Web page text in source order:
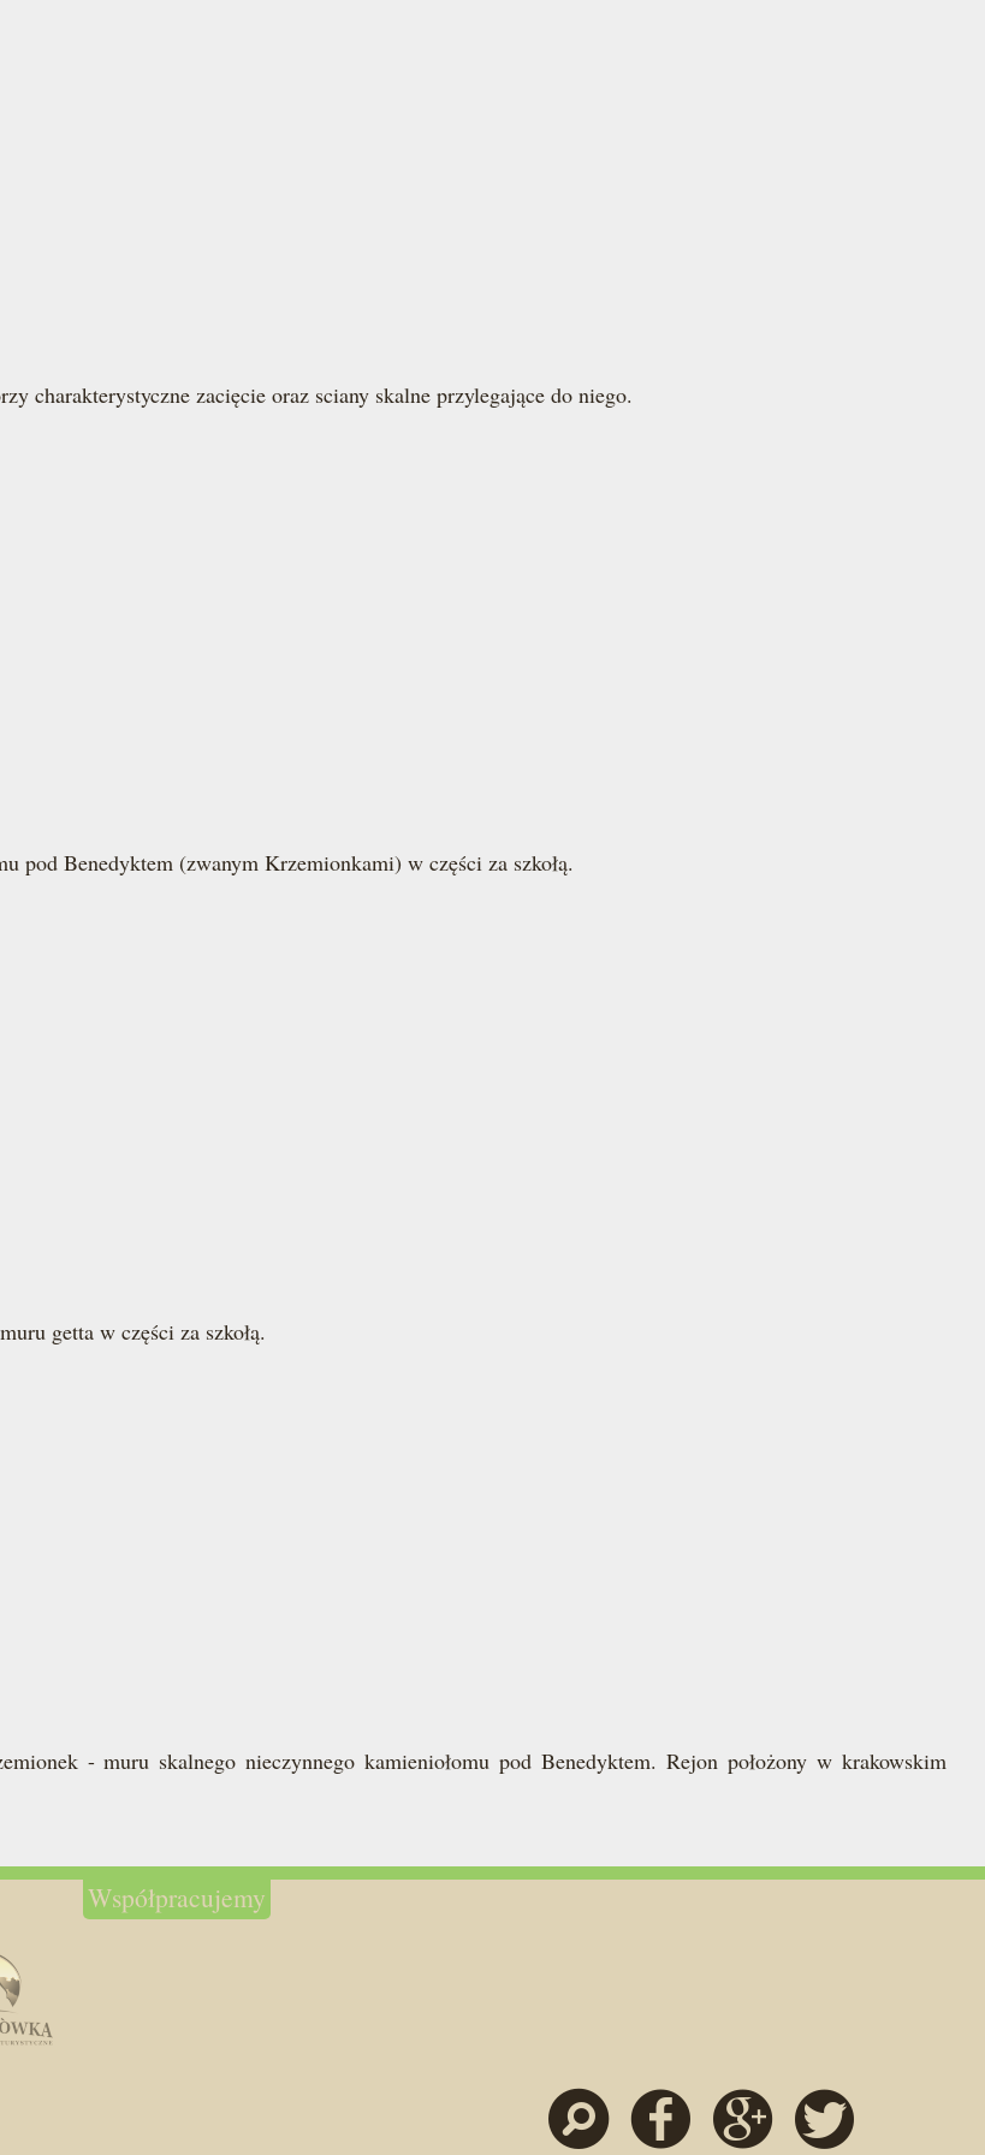
charakterystyczne zacięcie oraz sciany skalne przylegające do niego.
pod Benedyktem (zwanym Krzemionkami) w części za szkołą.
getta w części za szkołą.
- muru skalnego nieczynnego kamieniołomu pod Benedyktem. Rejon położony w krakowskim
Współpracujemy
Szukaj Facebook Google